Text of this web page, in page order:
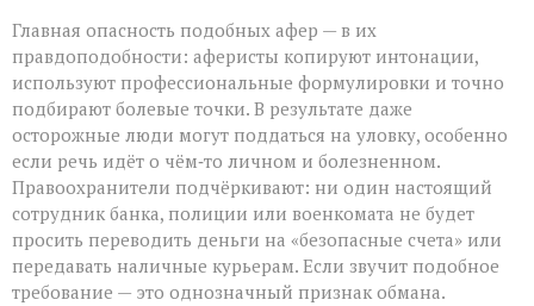
Главная опасность подобных афер — в их
правдоподобности: аферисты копируют интонации,
используют профессиональные формулировки и точно
подбирают болевые точки. В результате даже
осторожные люди могут поддаться на уловку, особенно
если речь идёт о чём‑то личном и болезненном.
Правоохранители подчёркивают: ни один настоящий
сотрудник банка, полиции или военкомата не будет
просить переводить деньги на «безопасные счета» или
передавать наличные курьерам. Если звучит подобное
требование — это однозначный признак обмана.